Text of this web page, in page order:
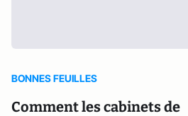
BONNES FEUILLES
Comment les cabinets de